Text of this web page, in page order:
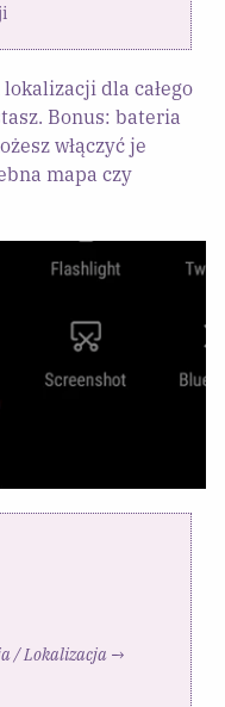
lokalizacji dla całego
Bonus: bateria
włączyć je
mapa czy
/ Lokalizacja→